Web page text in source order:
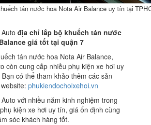
tán nước hoa Nota Air Balance uy tín tại
địa chỉ lắp bộ khuếch tán nước
giá tốt tại quận 7
tán nước hoa Nota Air Balance,
còn cung cấp nhiều phụ kiện xe hơi uy
có thể tham khảo thêm các sản
phukiendochoixehoi.vn
với nhiều năm kinh nghiệm trong
kiện xe hơi uy tín, giá ổn định cùng
sóc khách hàng tốt.